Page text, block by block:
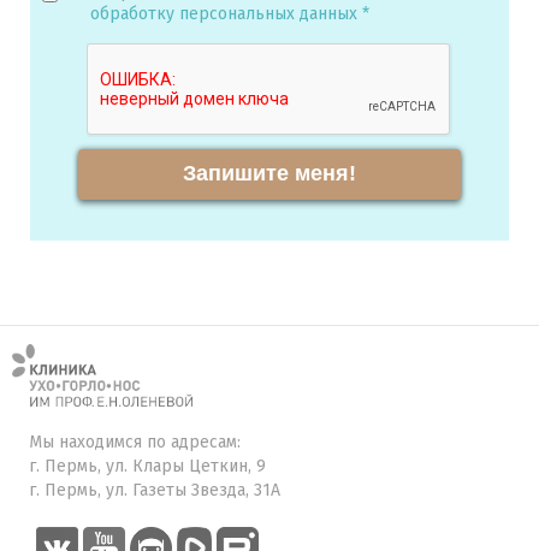
обработку персональных данных *
Запишите меня!
Мы находимся по адресам:
г. Пермь, ул. Клары Цеткин, 9
г. Пермь, ул. Газеты Звезда, 31А